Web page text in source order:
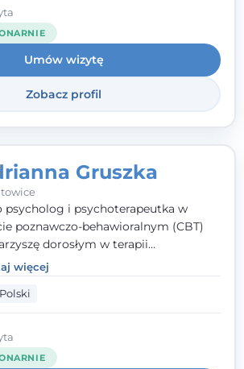
tak, by mogli żyć pełniej.
Umów wizytę
Zobacz profil
Gruszka
psycholog i psychoterapeutka w
poznawczo-behawioralnym (CBT)
dorosłym w terapii
oraz nastolatkom od 15. roku
Zależy mi, by naprawdę usłyszeć, z
do mnie przychodzisz, i dobrać
pracy do Ciebie - bez gotowych
i bez oceniania.
więcej